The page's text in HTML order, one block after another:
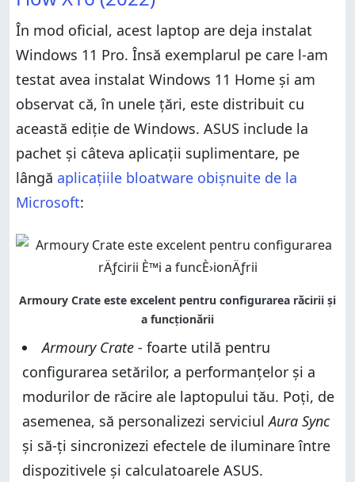
În mod oficial, acest laptop are deja instalat
Windows 11 Pro. Însă exemplarul pe care l-am
testat avea instalat Windows 11 Home și am
observat că, în unele țări, este distribuit cu
această ediție de Windows. ASUS include la
pachet și câteva aplicații suplimentare, pe
lângă aplicațiile bloatware obișnuite de la
Microsoft:
Armoury Crate - foarte utilă pentru
configurarea setărilor, a performanțelor și a
modurilor de răcire ale laptopului tău. Poți, de
asemenea, să personalizezi serviciulAura Sync
și să-ți sincronizezi efectele de iluminare între
dispozitivele și calculatoarele ASUS.